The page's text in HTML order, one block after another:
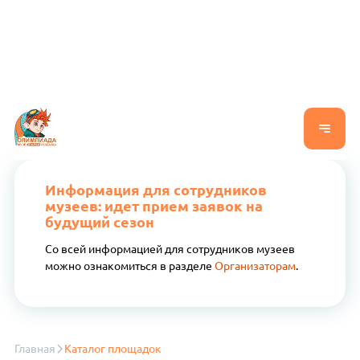
Информация для сотрудников
музеев: идет прием заявок на
будущий сезон
Со всей информацией для сотрудников музеев
можно ознакомиться в разделе Организаторам.
Главная Каталог площадок